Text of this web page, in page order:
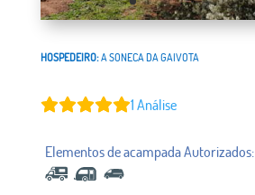
HOSPEDEIRO:A SONECA DA GAIVOTA
1 Análise